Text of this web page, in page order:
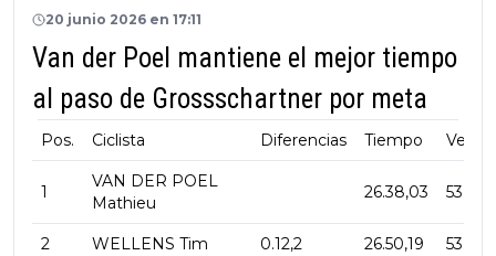
20 junio 2026 en 17:11
Van der Poel mantiene el mejor tiempo
al paso de Grossschartner por meta
Pos. Ciclista Diferencias Tiempo
1
VAN DER POEL
Mathieu
26.38,03 53.4
2 WELLENS Tim 0.12,2 26.50,19 53.0